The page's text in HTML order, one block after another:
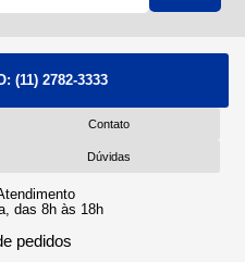
(11) 2782-3333
Contato
Dúvidas
das 8h às 18h
pedidos